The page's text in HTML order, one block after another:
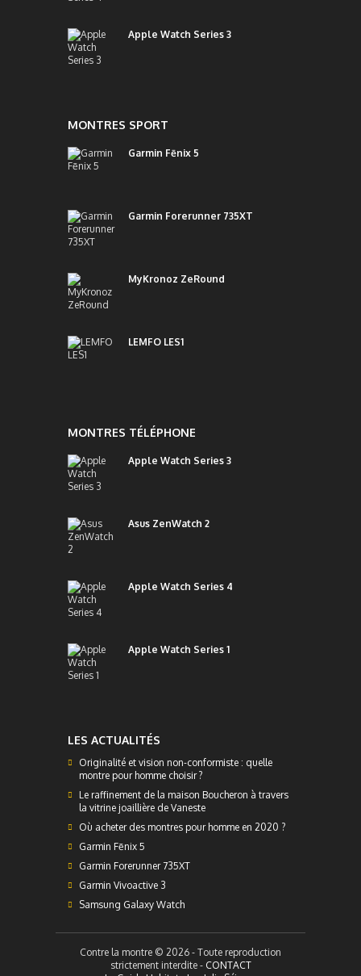
Apple Watch Series 3
MONTRES SPORT
Garmin Fēnix 5
Garmin Forerunner 735XT
MyKronoz ZeRound
LEMFO LES1
MONTRES TÉLÉPHONE
Apple Watch Series 3
Asus ZenWatch 2
Apple Watch Series 4
Apple Watch Series 1
LES ACTUALITÉS
Originalité et vision non-conformiste : quelle
montre pour homme choisir ?
Le raffinement de la maison Boucheron à travers
la vitrine joaillière de Vaneste
Où acheter des montres pour homme en 2020 ?
Garmin Fēnix 5
Garmin Forerunner 735XT
Garmin Vivoactive 3
Samsung Galaxy Watch
Contre la montre © 2026 - Toute reproduction
strictement interdite - CONTACT